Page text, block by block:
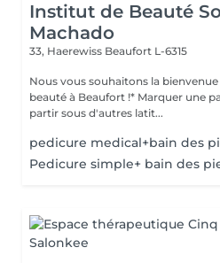
Institut de Beauté
Machado
33, Haerewiss Beaufort L-6315
Nous vous souhaitons la
beauté à Beaufort !* Marquer une pause beauté et bien-être,
partir sous d'autres latit...
pedicure medical+bain des
Pedicure simple+ bain des